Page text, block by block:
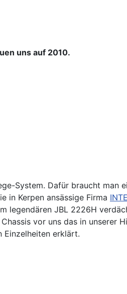
uns auf 2010.
System. Dafür braucht man
in Kerpen ansässige Firma
legendären JBL 2226H
vor uns das in unserer
Einzelheiten erklärt.